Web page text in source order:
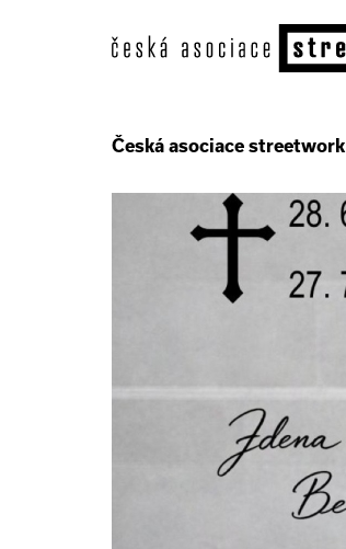
Česká asociace streetwork